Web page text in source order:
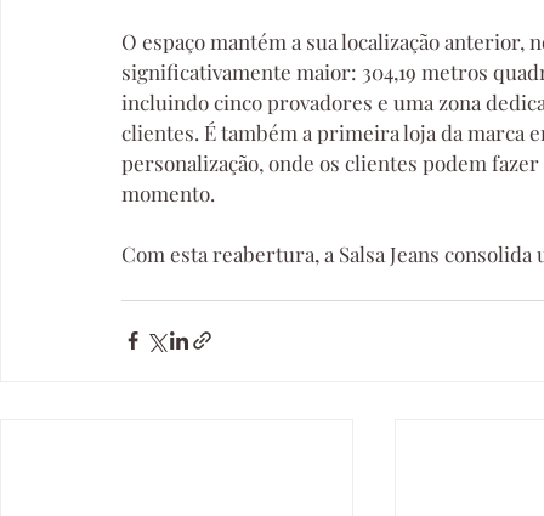
O espaço mantém a sua localização anterior,
significativamente maior: 304,19 metros
incluindo cinco provadores e uma zona
clientes. É também a primeira loja da marca
personalização, onde os clientes podem
momento.
Com esta reabertura, a Salsa Jeans